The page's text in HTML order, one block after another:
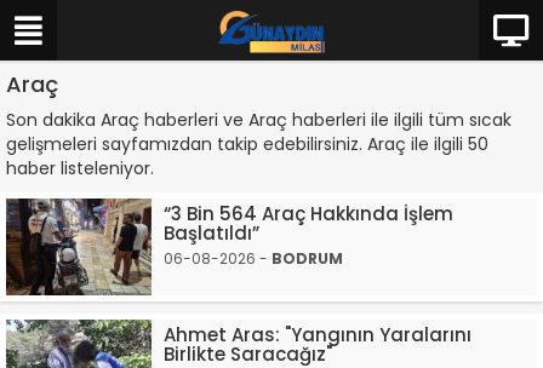
Araç
Son dakika Araç haberleri ve Araç haberleri ile ilgili tüm sıcak
gelişmeleri sayfamızdan takip edebilirsiniz. Araç ile ilgili 50
haber listeleniyor.
“3 Bin 564 Araç Hakkında İşlem
Başlatıldı”
06-08-2026 - BODRUM
Ahmet Aras: "Yangının Yaralarını
Birlikte Saracağız"